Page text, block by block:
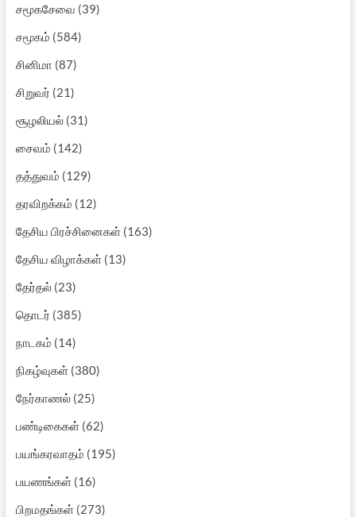
சமூகசேவை (39)
சமூகம் (584)
சினிமா (87)
சிறுவர் (21)
சூழலியல்(31)
சைவம் (142)
தத்துவம் (129)
தரவிறக்கம் (12)
தேசிய பிரச்சினைகள்(163)
தேசிய விழாக்கள்(13)
தேர்தல்(23)
தொடர் (385)
நாடகம் (14)
நிகழ்வுகள்(380)
நேர்காணல்(25)
பண்டிகைகள்(62)
பயங்கரவாதம் (195)
பயணங்கள்(16)
பிறமதங்கள்(273)